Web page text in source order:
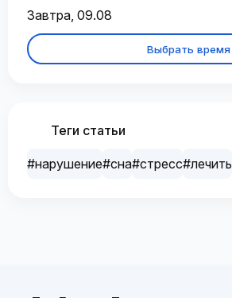
Завтра, 09.08
Выбрать время
Теги статьи
#нарушение#сна#стресс#лечить